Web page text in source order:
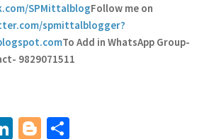
SPMittalblogFollow me on
spmittalblogger?
To Add in WhatsApp Group-
9829071511
LinkedIn
Blogger